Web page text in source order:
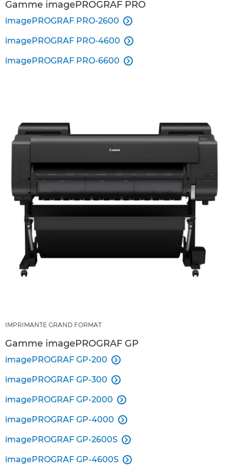
Gamme imagePROGRAF PRO
imagePROGRAF PRO-2600 
imagePROGRAF PRO-4600 
imagePROGRAF PRO-6600 
IMPRIMANTE GRAND FORMAT
Gamme imagePROGRAF GP
imagePROGRAF GP-200 
imagePROGRAF GP-300 
imagePROGRAF GP-2000 
imagePROGRAF GP-4000 
imagePROGRAF GP-2600S 
imagePROGRAF GP-4600S 